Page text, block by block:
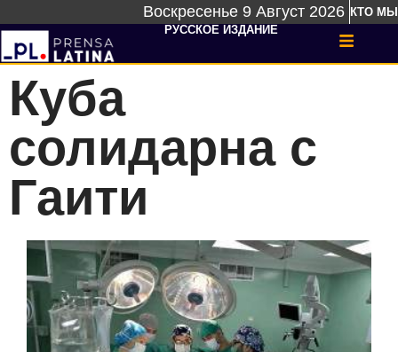
Воскресенье 9 Август 2026 КТО МЫ
РУССКОЕ ИЗДАНИЕ
Куба
солидарна с
Гаити